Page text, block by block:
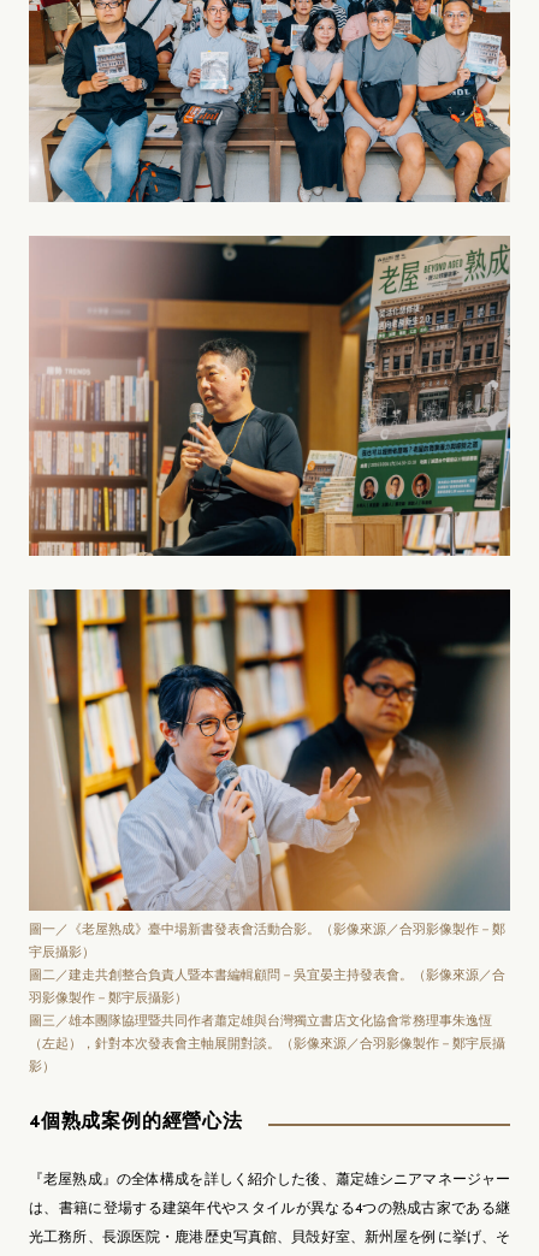
圖一／《老屋熟成》臺中場新書發表會活動合影。（影像來源／合羽影像製作－鄭
宇辰攝影）
圖二／建走共創整合負責人暨本書編輯顧問－吳宜晏主持發表會。（影像來源／合
羽影像製作－鄭宇辰攝影）
圖三／雄本團隊協理暨共同作者蕭定雄與台灣獨立書店文化協會常務理事朱逸恆
（左起），針對本次發表會主軸展開對談。（影像來源／合羽影像製作－鄭宇辰攝
影）
4個熟成案例的經營心法
『老屋熟成』の全体構成を詳しく紹介した後、蕭定雄シニアマネージャー
は、書籍に登場する建築年代やスタイルが異なる4つの熟成古家である継
光工務所、長源医院・鹿港歴史写真館、貝殻好室、新州屋を例に挙げ、そ